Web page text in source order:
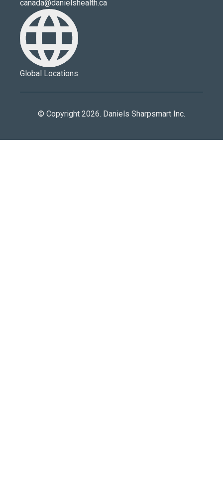
canada@danielshealth.ca
Global Locations
© Copyright 2026. Daniels Sharpsmart Inc.